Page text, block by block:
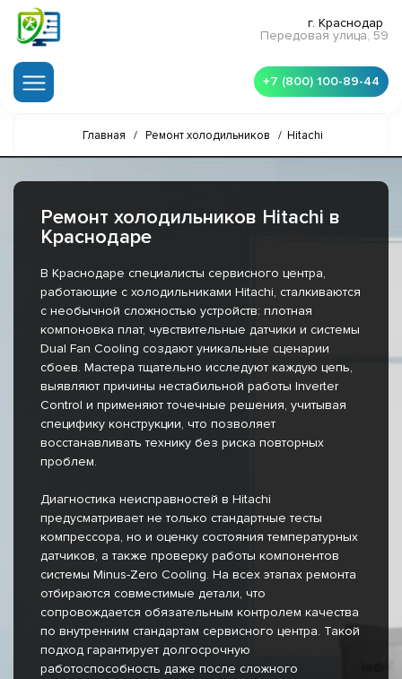
г. Краснодар
Передовая улица, 59
+7 (800) 100-89-44
Главная / Ремонт холодильников / Hitachi
Ремонт холодильников Hitachi в
Краснодаре
В Краснодаре специалисты сервисного центра,
работающие с холодильниками Hitachi, сталкиваются
с необычной сложностью устройств: плотная
компоновка плат, чувствительные датчики и системы
Dual Fan Cooling создают уникальные сценарии
сбоев. Мастера тщательно исследуют каждую цепь,
выявляют причины нестабильной работы Inverter
Control и применяют точечные решения, учитывая
специфику конструкции, что позволяет
восстанавливать технику без риска повторных
проблем.
Диагностика неисправностей в Hitachi
предусматривает не только стандартные тесты
компрессора, но и оценку состояния температурных
датчиков, а также проверку работы компонентов
системы Minus-Zero Cooling. На всех этапах ремонта
отбираются совместимые детали, что
сопровождается обязательным контролем качества
по внутренним стандартам сервисного центра. Такой
подход гарантирует долгосрочную
работоспособность даже после сложного